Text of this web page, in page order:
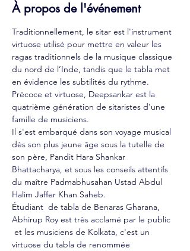
À propos de l'événement
Traditionnellement, le sitar est l'instrument
virtuose utilisé pour mettre en valeur les
ragas traditionnels de la musique classique
du nord de l’Inde, tandis que le tabla met
en évidence les subtilités du rythme.
Précoce et virtuose, Deepsankar est la
quatrième génération de sitaristes d'une
famille de musiciens.
Il s'est embarqué dans son voyage musical
dès son plus jeune âge sous la tutelle de
son père, Pandit Hara Shankar
Bhattacharya, et sous les conseils attentifs
du maître Padmabhusahan Ustad Abdul
Halim Jaffer Khan Saheb.
Étudiant  de tabla de Benaras Gharana,
Abhirup Roy est très acclamé par le public
et les musiciens de Kolkata, c'est un
virtuose du tabla de renommée